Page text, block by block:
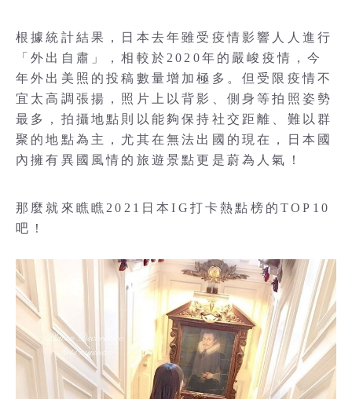
根據統計結果，日本去年雖受疫情影響人人進行
「外出自肅」，相較於2020年的嚴峻疫情，今
年外出美照的投稿數量增加極多。但受限疫情不
宜太高調張揚，照片上以背影、側身等拍照姿勢
最多，拍攝地點則以能夠保持社交距離、難以群
聚的地點為主，尤其在無法出國的現在，日本國
內擁有異國風情的旅遊景點更是蔚為人氣！
那麼就來瞧瞧2021日本IG打卡熱點榜的TOP10
吧！